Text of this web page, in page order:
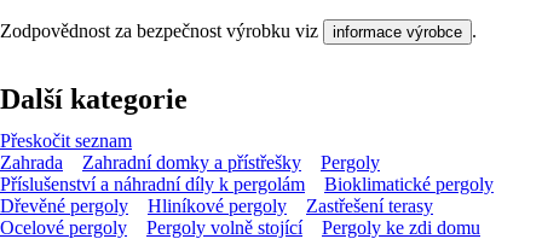
Zodpovědnost za bezpečnost výrobku viz informace výrobce .
Další kategorie
Přeskočit seznam
Zahrada
Zahradní domky a přístřešky
Pergoly
Příslušenství a náhradní díly k pergolám
Bioklimatické pergoly
Dřevěné pergoly
Hliníkové pergoly
Zastřešení terasy
Ocelové pergoly
Pergoly volně stojící Pergoly ke zdi domu